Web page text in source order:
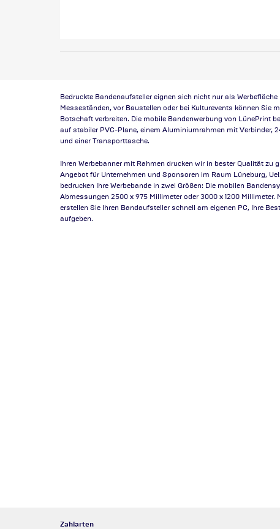
Bedruckte Bandenaufsteller eignen sich nicht nur als
Messeständen, vor Baustellen oder bei Kulturevents können Sie
Botschaft verbreiten. Die mobile Bandenwerbung von LünePrint
auf stabiler PVC-Plane, einem Aluminiumrahmen mit Verbinder,
und einer Transporttasche.
Ihren Werbebanner mit Rahmen drucken wir in bester Qualität zu
Angebot für Unternehmen und Sponsoren im Raum Lüneburg,
bedrucken Ihre Werbebande in zwei Größen: Die mobilen
Abmessungen 2500 x 975 Millimeter oder 3000 x 1200
erstellen Sie Ihren Bandaufsteller schnell am eigenen PC, Ihre
aufgeben.
Zahlarten